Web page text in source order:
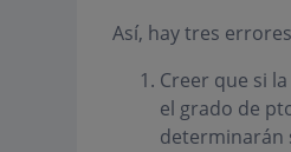
Así, hay tres
Creer que si
el grado de
determinarán